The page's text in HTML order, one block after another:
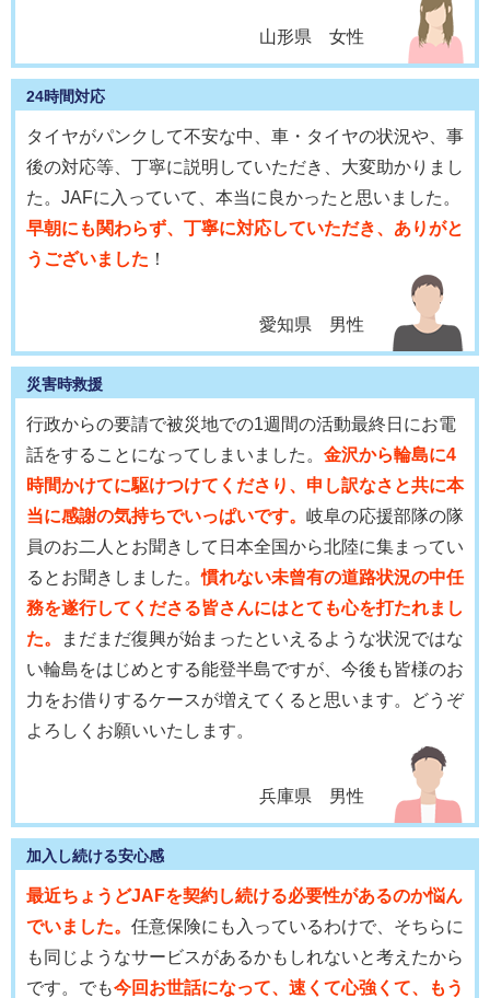
山形県 女性
24時間対応
タイヤがパンクして不安な中、車・タイヤの状況や、事
後の対応等、丁寧に説明していただき、大変助かりまし
た。JAFに入っていて、本当に良かったと思いました。
早朝にも関わらず、丁寧に対応していただき、ありがと
うございました ！
愛知県 男性
災害時救援
行政からの要請で被災地での1週間の活動最終日にお電
話をすることになってしまいました。 金沢から輪島に4
時間かけてに駆けつけてくださり、申し訳なさと共に本
当に感謝の気持ちでいっぱいです。 岐阜の応援部隊の隊
員のお二人とお聞きして日本全国から北陸に集まってい
るとお聞きしました。慣れない未曾有の道路状況の中任
務を遂行してくださる皆さんにはとても心を打たれまし
た。
まだまだ復興が始まったといえるような状況ではな
い輪島をはじめとする能登半島ですが、今後も皆様のお
力をお借りするケースが増えてくると思います。どうぞ
よろしくお願いいたします。
兵庫県 男性
加入し続ける安心感
最近ちょうどJAFを契約し続ける必要性があるのか悩ん
でいました。 任意保険にも入っているわけで、そちらに
も同じようなサービスがあるかもしれないと考えたから
です。でも今回お世話になって、速くて心強くて、もう